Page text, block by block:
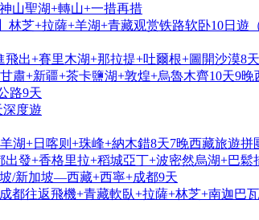
山聖湖+轉山+一措再措
林芝+拉薩+羊湖+青藏观赏铁路软卧10日遊
出+賽里木湖+那拉提+吐爾根+圖開沙漠8
肅+新疆+茶卡鹽湖+敦煌+烏魯木齊10天9晚
路9天
深度遊
湖+日喀则+珠峰+納木錯8天7晚西藏旅遊拼
出發+香格里拉+稻城亞丁+波密然烏湖+巴鬆
/新加坡—西藏+西寧+成都9天
都往返飛機+青藏軟臥+拉薩+林芝+南迦巴